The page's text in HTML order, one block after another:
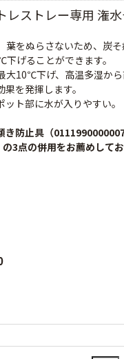
レストレー専用 潅
葉をぬらさないため、炭
げることができます。
大10℃下げ、高温多湿か
を発揮します。
ト部に水が入りやすい。
防止具（
3点の併用をお薦めしてお